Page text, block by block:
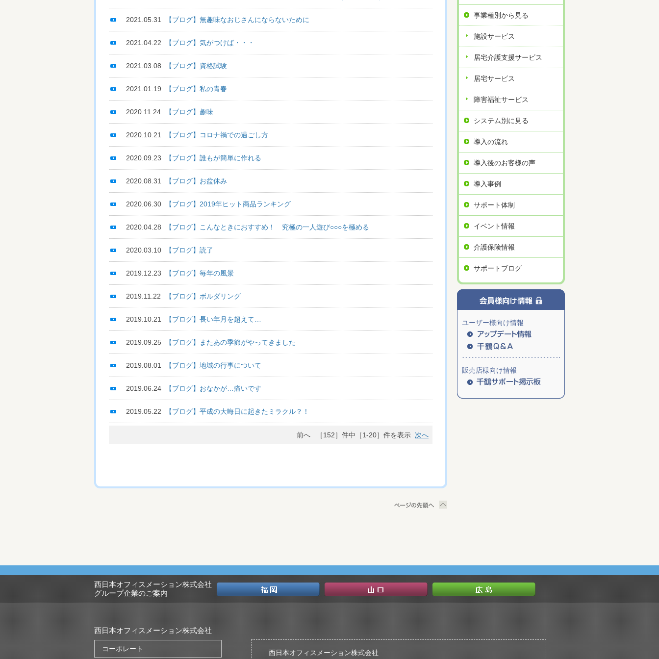
2021.05.31 【ブログ】無趣味なおじさんにならないために
2021.04.22 【ブログ】気がつけば・・・
2021.03.08 【ブログ】資格試験
2021.01.19 【ブログ】私の青春
2020.11.24 【ブログ】趣味
2020.10.21 【ブログ】コロナ禍での過ごし方
2020.09.23 【ブログ】誰もが簡単に作れる
2020.08.31 【ブログ】お盆休み
2020.06.30 【ブログ】2019年ヒット商品ランキング
2020.04.28 【ブログ】こんなときにおすすめ！ 究極の一人遊び○○○を極める
2020.03.10 【ブログ】読了
2019.12.23 【ブログ】毎年の風景
2019.11.22 【ブログ】ボルダリング
2019.10.21 【ブログ】長い年月を超えて…
2019.09.25 【ブログ】またあの季節がやってきました
2019.08.01 【ブログ】地域の行事について
2019.06.24 【ブログ】おなかが…痛いです
2019.05.22 【ブログ】平成の大晦日に起きたミラクル？！
前へ ［152］件中［1-20］件を表示 次へ
事業種別から見る
施設サービス
居宅介護支援サービス
居宅サービス
障害福祉サービス
システム別に見る
導入の流れ
導入後のお客様の声
導入事例
サポート体制
イベント情報
介護保険情報
サポートブログ
ユーザー様向け情報
販売店様向け情報
西日本オフィスメーション株式会社
グループ企業のご案内
西日本オフィスメーション株式会社
コーポレート 西日本オフィスメーション株式会社